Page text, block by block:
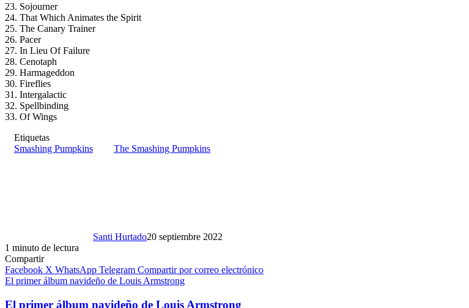
23. Sojourner
24. That Which Animates the Spirit
25. The Canary Trainer
26. Pacer
27. In Lieu Of Failure
28. Cenotaph
29. Harmageddon
30. Fireflies
31. Intergalactic
32. Spellbinding
33. Of Wings
Etiquetas
Smashing Pumpkins
The Smashing Pumpkins
Santi Hurtado20 septiembre 2022
1 minuto de lectura
Compartir
Facebook X WhatsApp Telegram Compartir por correo electrónico
El primer álbum navideño de Louis Armstrong
El primer álbum navideño de Louis Armstrong